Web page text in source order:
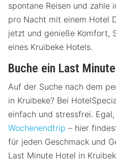
spontane Reisen und zahle
pro Nacht mit einem Hotel
jetzt und genieße Komfort,
eines Kruibeke Hotels.
Buche ein Last
Auf der Suche nach dem
in Kruibeke? Bei
einfach und stressfrei.
Wochenendtrip – hier
für jeden Geschmack und
Last Minute Hotel in